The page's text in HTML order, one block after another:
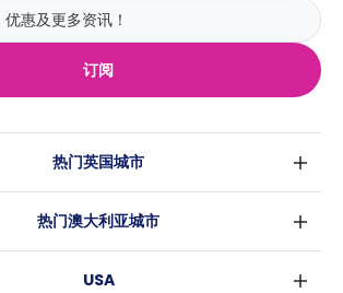
订阅
热门英国城市
伦敦
热门澳大利亚城市
USA